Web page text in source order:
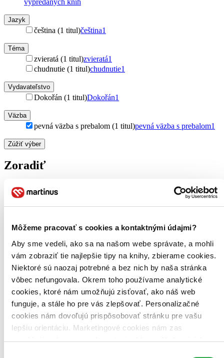
Môžeme pracovať s cookies a kontaktnými údajmi?
Aby sme vedeli, ako sa na našom webe správate, a mohli
vám zobraziť tie najlepšie tipy na knihy, zbierame cookies.
Niektoré sú naozaj potrebné a bez nich by naša stránka
vôbec nefungovala. Okrem toho používame analytické
cookies, ktoré nám umožňujú zisťovať, ako náš web
funguje, a stále ho pre vás zlepšovať. Personalizačné
cookies nám dovoľujú prispôsobovať stránku pre vašu
lepšiu orientáciu. Marketingové cookies nám zas
umožňujú zobrazenie relevantnej reklamy. Niektoré údaje
Jazyk
čeština (1 titul)čeština1
Téma
zvieratá (1 titul)zvieratá1
chudnutie (1 titul)chudnutie1
Vydavateľstvo
Dokořán (1 titul)Dokořán1
Väzba
pevná väzba s prebalom (1 titul)pevná väzba s prebalom1
Zúžiť výber
Zoradiť
Novinky
Najdrahšie
Najlacnejšie
Najvyššia zľava
Použité filtre
Zrušiť filtre
Pevná väzba s prebalomčítané